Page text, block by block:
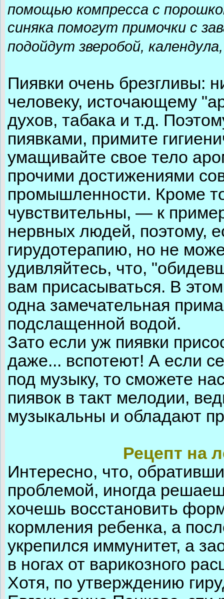
помощью компресса с
синяка помогут примочки с
подойдут зверобой,
Пиявки очень брезгливы:
человеку, источающему
духов, табака и т.д.
пиявками, примите
умащивайте свое тело
прочими достижениями
промышленности. Кроме
чувствительны, — к
нервных людей, поэтому,
гирудотерапию, но не
удивляйтесь, что,
вам присасываться. В
одна замечательная
подслащенной водой.
Зато если уж пиявки
даже... вспотеют! А если
под музыку, то сможете
пиявок в такт мелодии,
музыкальны и обладают
Рецепт на
Интересно, что,
проблемой, иногда
хочешь восстановить
кормления ребенка, а
укрепился иммунитет, а
в ногах от варикозного
Хотя, по утверждению